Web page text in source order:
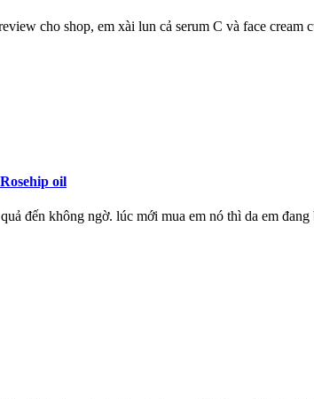
cho shop, em xài lun cả serum C và face
oil
đến không ngờ. lúc mới mua em nó thì da em